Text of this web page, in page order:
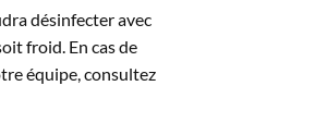
désinfecter avec
froid. En cas de
équipe, consultez